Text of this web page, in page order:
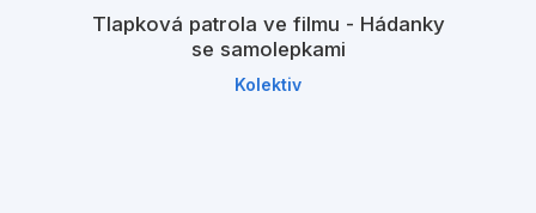
Tlapková patrola ve filmu - Hádanky
se samolepkami
Kolektiv